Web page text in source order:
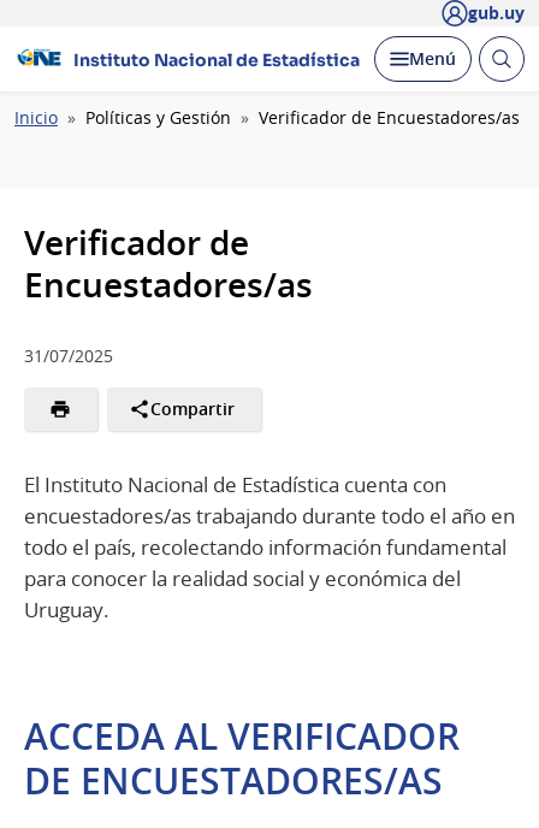
gub.uy
Instituto Nacional de Estadística Desplegar
Menú Abrir
Ruta
Inicio Políticas y Gestión Verificador de Encuestadores/as
Verificador de
Encuestadores/as
31/07/2025
Compartir
El Instituto Nacional de Estadística cuenta con
encuestadores/as trabajando durante todo el año en
todo el país, recolectando información fundamental
para conocer la realidad social y económica del
Uruguay.
ACCEDA AL VERIFICADOR
DE ENCUESTADORES/AS